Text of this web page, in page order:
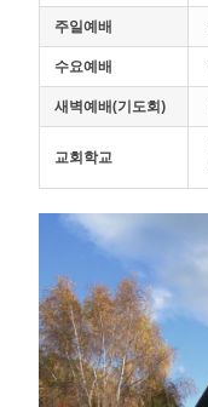
주일예배
수요예배
새벽예배(기도회)
교회학교